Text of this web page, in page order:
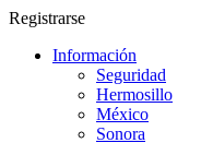
Registrarse
Información
Seguridad
Hermosillo
México
Sonora